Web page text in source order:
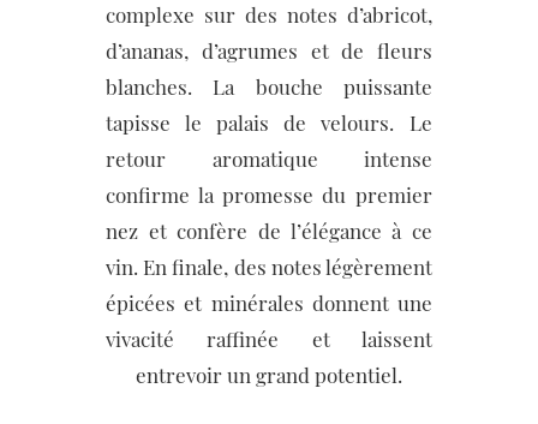
complexe sur des notes d’abricot,
d’ananas, d’agrumes et de fleurs
blanches. La bouche puissante
tapisse le palais de velours. Le
retour aromatique intense
confirme la promesse du premier
nez et confère de l’élégance à ce
vin. En finale, des notes légèrement
épicées et minérales donnent une
vivacité raffinée et laissent
entrevoir un grand potentiel.